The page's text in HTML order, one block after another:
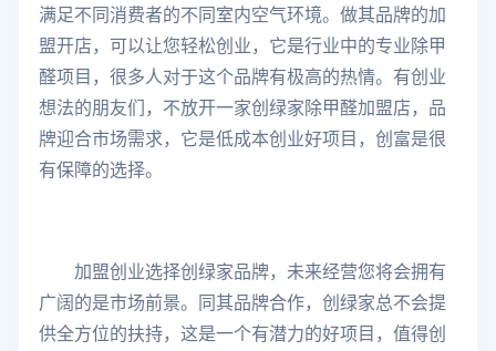
满足不同消费者的不同室内空气环境。 做其品牌的加
盟开店，可以让您轻松创业，它是行业中的专业除甲
醛项目，很多人对于这个品牌有极高的热情。有创业
想法的朋友们，不放开一家创绿家除甲醛加盟店，品
牌迎合市场需求，它是低成本创业好项目，创富是很
有保障的选择。
加盟创业选择创绿家品牌，未来经营您将会拥有
广阔的是市场前景。同其品牌合作，创绿家总不会提
供全方位的扶持，这是一个有潜力的好项目，值得创